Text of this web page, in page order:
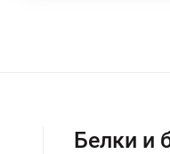
Белки и